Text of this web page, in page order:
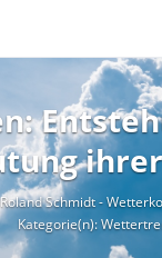
Schmidt -
Kategorie(n):